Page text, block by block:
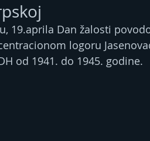
19.aprila Dan žalosti
logoru
od 1941. do 1945. godine.